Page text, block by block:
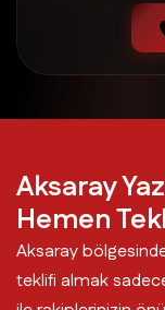
Aksaray
Hemen
Aksaray
teklifi almak